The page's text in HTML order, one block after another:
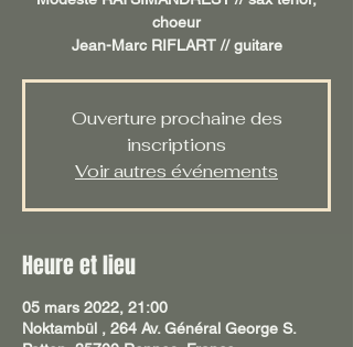
choeur
Jean-Marc RIFLART // guitare
Ouverture prochaine des
inscriptions
Voir autres événements
Heure et lieu
05 mars 2022, 21:00
Noktambül , 264 Av. Général George S.